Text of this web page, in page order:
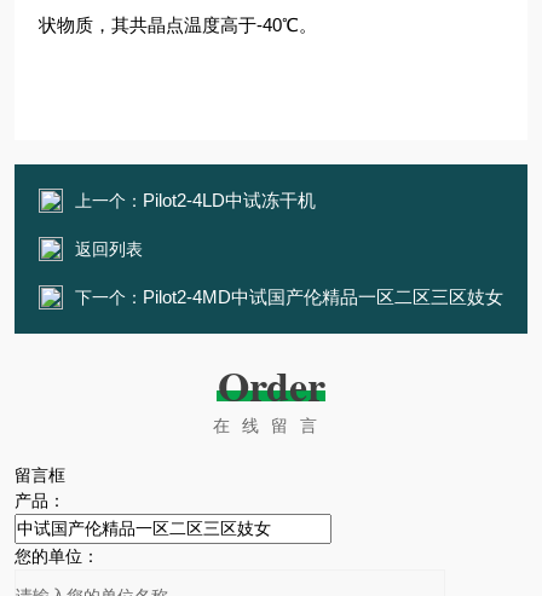
状物质，其共晶点温度高于-40℃。
上一个： Pilot2-4LD中试冻干机
返回列表
下一个： Pilot2-4MD中试国产伦精品一区二区三区妓女
Order
在线留言
留言框
产品：
您的单位：